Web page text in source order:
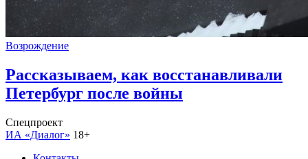
Возрождение
Рассказываем, как восстанавливали
Петербург после войны
Спецпроект
ИА «Диалог» 18+